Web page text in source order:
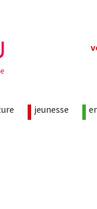
jeunesse